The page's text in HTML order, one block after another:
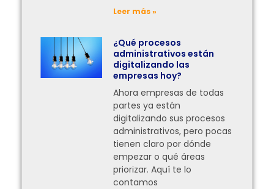
Leer más »
¿Qué procesos
administrativos están
digitalizando las
empresas hoy?
Ahora empresas de todas
partes ya están
digitalizando sus procesos
administrativos, pero pocas
tienen claro por dónde
empezar o qué áreas
priorizar. Aquí te lo
contamos